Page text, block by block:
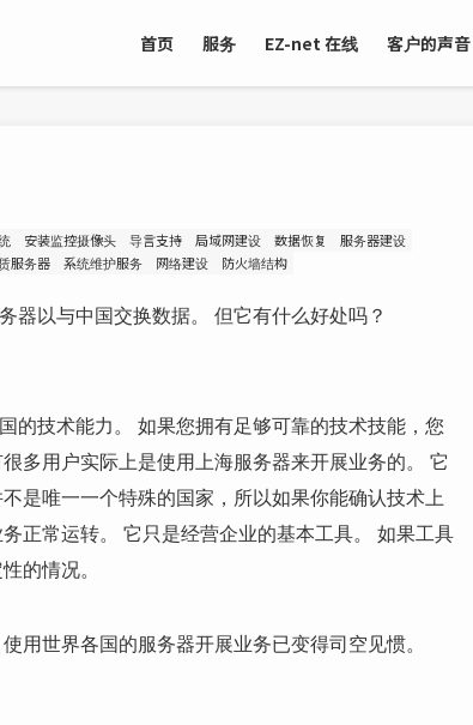
首页 服务 EZ-net 在线 客户的声音
安装监控摄像头 导言支持 局域网建设 数据恢复
服务器建设
服务器 系统维护服务 网络建设 防火墙结构
器以与中国交换数据。 但它有什么好处吗？
的技术能力。 如果您拥有足够可靠的技术技能，您
多用户实际上是使用上海服务器来开展业务的。 它
是唯一一个特殊的国家，所以如果你能确认技术上
正常运转。 它只是经营企业的基本工具。 如果工具
的情况。
用世界各国的服务器开展业务已变得司空见惯。